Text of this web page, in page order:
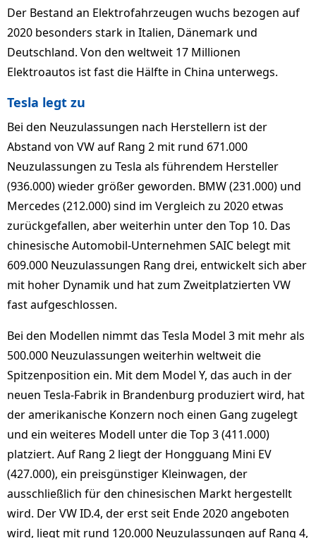
Der Bestand an Elektrofahrzeugen wuchs bezogen auf
2020 besonders stark in Italien, Dänemark und
Deutschland. Von den weltweit 17 Millionen
Elektroautos ist fast die Hälfte in China unterwegs.
Tesla legt zu
Bei den Neuzulassungen nach Herstellern ist der
Abstand von VW auf Rang 2 mit rund 671.000
Neuzulassungen zu Tesla als führendem Hersteller
(936.000) wieder größer geworden. BMW (231.000) und
Mercedes (212.000) sind im Vergleich zu 2020 etwas
zurückgefallen, aber weiterhin unter den Top 10. Das
chinesische Automobil-Unternehmen SAIC belegt mit
609.000 Neuzulassungen Rang drei, entwickelt sich aber
mit hoher Dynamik und hat zum Zweitplatzierten VW
fast aufgeschlossen.
Bei den Modellen nimmt das Tesla Model 3 mit mehr als
500.000 Neuzulassungen weiterhin weltweit die
Spitzenposition ein. Mit dem Model Y, das auch in der
neuen Tesla-Fabrik in Brandenburg produziert wird, hat
der amerikanische Konzern noch einen Gang zugelegt
und ein weiteres Modell unter die Top 3 (411.000)
platziert. Auf Rang 2 liegt der Hongguang Mini EV
(427.000), ein preisgünstiger Kleinwagen, der
ausschließlich für den chinesischen Markt hergestellt
wird. Der VW ID.4, der erst seit Ende 2020 angeboten
wird, liegt mit rund 120.000 Neuzulassungen auf Rang 4,